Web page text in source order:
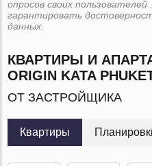
опросов своих
гарантировать
данных.
КВАРТИРЫ И
ORIGIN KATA
ОТ ЗАСТРОЙЩИКА
Квартиры